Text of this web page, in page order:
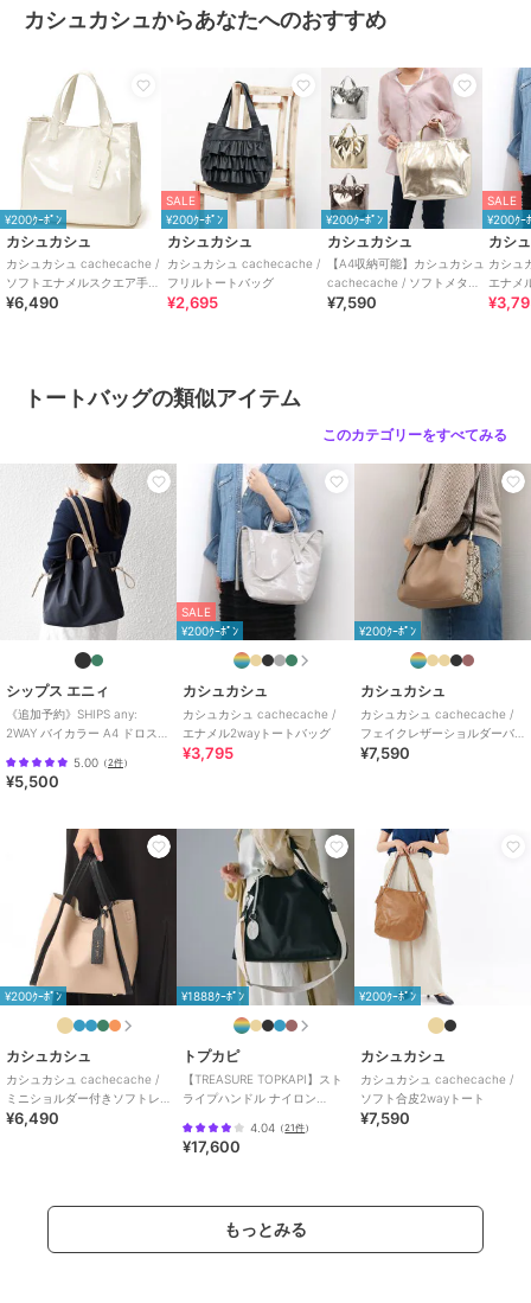
服とのコーディネートに可愛らしさと遊びをプラスするバッグを提
■商品のお気に入り登録をお願いします
【カートに入れる】横のハートマークをクリック
再入荷やラスト1点のお知らせ、セール情報などのお知らせを受け取
ることができます
■下記の品番をお申し付け下さい。
品番：01-00-76451
バッグ バック かばん トートバッグ レディース cache cache
010076451
>>無料ギフトサービスについての詳細はこちら
ショップ アンビリオン
商品カテゴリ バッグ ／ トートバッグ
性別タイプ
レディース
バッグ ／ トートバッグ
レディース
バッグ ／ トートバッグ
カラー
ライトイエロー、ホワイト、アイ
ボリー、ベージュ、ライトブル
ー、ブルー、ダークネイビー、ラ
イトグリーン、ワイン、ライトグ
レー、ダークグレー、ラベンダ
サイズ ワンサイズ
素材
合成皮革
商品のお取り扱い方法
特徴
パテント（エナメル風）/
/
大(幅31～45cm以下)/
カジュアル
軽量 700ｇ以下
トートバッグ
パテント（エナメル風）/ 無地 /
大(幅31～45cm以下)
カジュアル
/ 軽量 700ｇ以下
カシュカシュからあなたへのおすすめ
¥200ｸｰﾎﾟﾝ
カシュカシュ
カシュカシュ cachecache /
ソフトエナメルスクエア手提
げトートS
¥6,490
SALE
¥200ｸｰﾎﾟﾝ
カシュカシュ
カシュカシュ cachecache /
フリルトートバッグ
¥2,695
¥200ｸｰﾎﾟﾝ
カシュカシュ
【A4収納可能】カシュカシュ
cachecache / ソフトメタリ
ックショッパートート
¥7,590
SALE
¥200ｸｰ
カシ
カシュ
エナメ
トートバッグの類似アイテム
このカテゴリーをすべてみる
シップス エニィ
《追加予約》SHIPS any:
2WAY バイカラー A4 ドロスト
5.00 （2件）
¥5,500
SALE
¥200ｸｰﾎﾟﾝ
カシュカシュ
カシュカシュ cachecache /
エナメル2wayトートバッグ
¥3,795
¥200ｸｰﾎﾟﾝ
カシュカシュ
カシュカシュ cachecache /
フェイクレザーショルダーバ
ッグ付スクエアトート
¥7,590
¥200ｸｰﾎﾟﾝ
カシュカシュ
カシュカシュ cachecache /
ミニショルダー付きソフトレ
ザー調ミニトートバッグ
¥6,490
¥1888ｸｰﾎﾟﾝ
トプカピ
【TREASURE TOPKAPI】スト
ライプハンドル ナイロン
4.04 （21件）
¥17,600
¥200ｸｰﾎﾟﾝ
カシュカシュ
カシュカシュ cachecache /
ソフト合皮2wayトート
¥7,590
もっとみる